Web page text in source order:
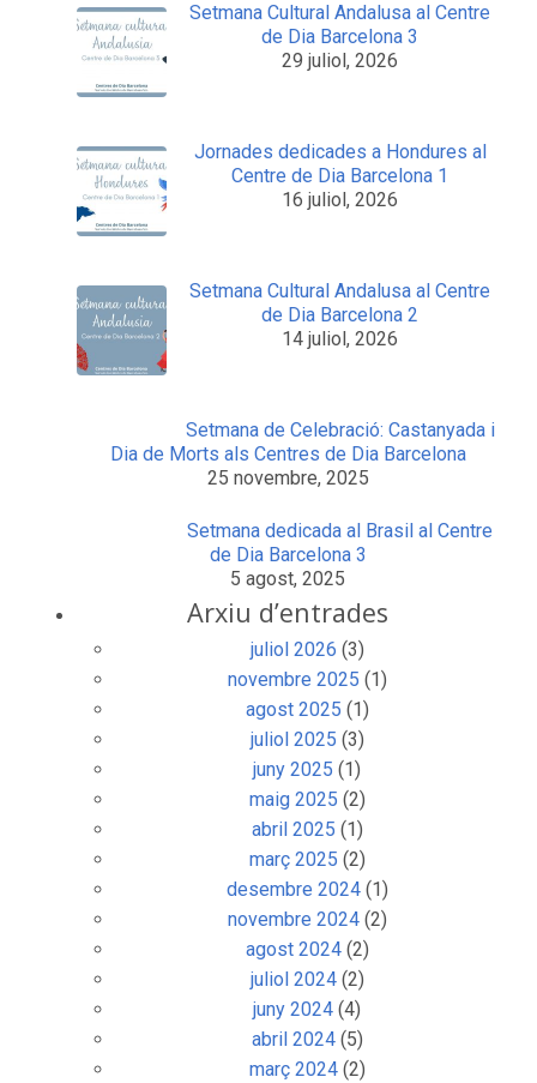
Setmana Cultural Andalusa al Centre
de Dia Barcelona 3
29 juliol, 2026
Jornades dedicades a Hondures al
Centre de Dia Barcelona 1
16 juliol, 2026
Setmana Cultural Andalusa al Centre
de Dia Barcelona 2
14 juliol, 2026
Setmana de Celebració: Castanyada i
Dia de Morts als Centres de Dia Barcelona
25 novembre, 2025
Setmana dedicada al Brasil al Centre
de Dia Barcelona 3
5 agost, 2025
Arxiu d’entrades
juliol 2026 (3)
novembre 2025 (1)
agost 2025 (1)
juliol 2025 (3)
juny 2025 (1)
maig 2025 (2)
abril 2025 (1)
març 2025 (2)
desembre 2024(1)
novembre 2024(2)
agost 2024(2)
juliol 2024(2)
juny 2024 (4)
abril 2024(5)
març 2024(2)